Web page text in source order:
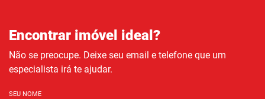
Encontrar imóvel ideal?
Não se preocupe. Deixe seu email e telefone que um
especialista irá te ajudar.
SEU NOME